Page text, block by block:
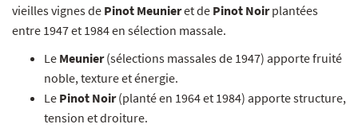
vieilles vignes de Pinot Meunieret de Pinot Noirplantées
entre 1947 et 1984 en sélection massale.
Le Meunier(sélections massales de 1947) apporte fruité
noble, texture et énergie.
Le Pinot Noir(planté en 1964 et 1984) apporte structure,
tension et droiture.